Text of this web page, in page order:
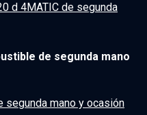
d 4MATIC de segunda
de segunda mano
segunda mano y ocasión